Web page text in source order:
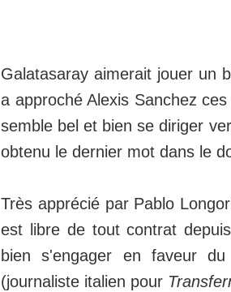
Galatasaray aimerait jouer un
a approché Alexis Sanchez
semble bel et bien se diriger
obtenu le dernier mot dans le
Très apprécié par Pablo
est libre de tout contrat
bien s'engager en faveur
(journaliste italien pour